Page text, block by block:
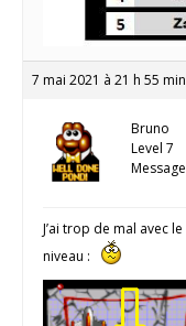
7 mai 2021 à 21 h 55 min
Bruno
Level 7
J’ai trop de mal avec
niveau :